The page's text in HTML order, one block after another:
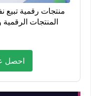
منتجات رقمية تبيع
المنتجات
احصل